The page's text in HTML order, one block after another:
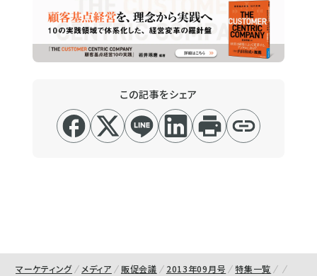
この記事をシェア
マーケティング メディア 販促会議 2013年09月号 特集一覧